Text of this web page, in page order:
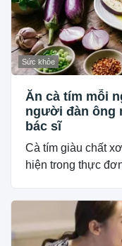
Sức khỏe
Ăn cà tím mỗi
người đàn ông
bác sĩ
Cà tím giàu chất
hiện trong thực